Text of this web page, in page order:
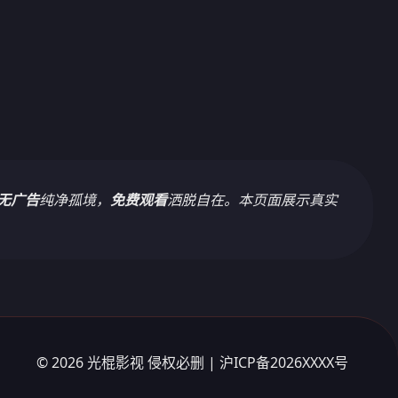
广告纯净孤境， 免费观看洒脱自在。本页面展示真实
© 2026 光棍影视 侵权必删 | 沪ICP备2026XXXX号